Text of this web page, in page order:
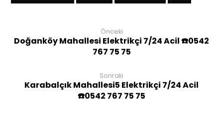
Önceki
Doğanköy Mahallesi Elektrikçi 7/24 Acil ☎️0542
767 75 75
Sonraki
Karabalçık Mahallesi5 Elektrikçi 7/24 Acil
☎️0542 767 75 75